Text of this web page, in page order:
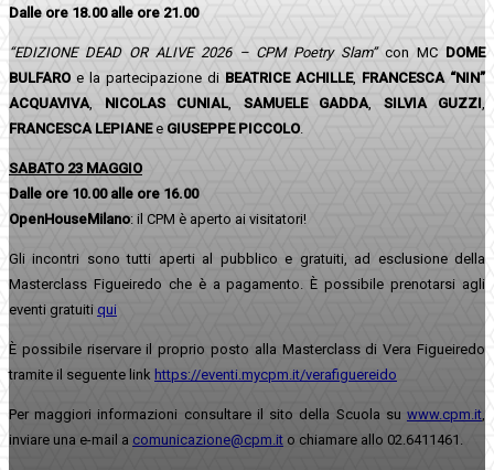
Dalle ore 18.00 alle ore 21.00
“EDIZIONE DEAD OR ALIVE 2026 – CPM Poetry Slam”con MC DOME
BULFARO e la partecipazione di BEATRICE ACHILLE, FRANCESCA “NIN”
ACQUAVIVA, NICOLAS CUNIAL, SAMUELE GADDA, SILVIA GUZZI,
FRANCESCA LEPIANEe GIUSEPPE PICCOLO.
SABATO 23 MAGGIO
Dalle ore 10.00 alle ore 16.00
OpenHouseMilano: il CPM è aperto ai visitatori!
Gli incontri sono tutti aperti al pubblico e gratuiti, ad esclusione della
Masterclass Figueiredo che è a pagamento. È possibile prenotarsi agli
eventi gratuiti qui
È possibile riservare il proprio posto alla Masterclass di Vera Figueiredo
tramite il seguente link https://eventi.mycpm.it/verafiguereido
Per maggiori informazioni consultare il sito della Scuola su www.cpm.it,
inviare una e-mail a comunicazione@cpm.it o chiamare allo 02.6411461.